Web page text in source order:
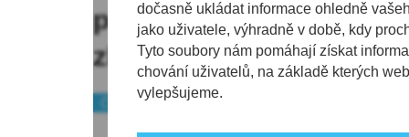
dočasně ukládat informace ohledně
jako uživatele, výhradně v době, kdy
Tyto soubory nám pomáhají získat
chování uživatelů, na základě kterých
vylepšujeme.
projektu Hodina Země a
zhasne
Českolipsko Tip